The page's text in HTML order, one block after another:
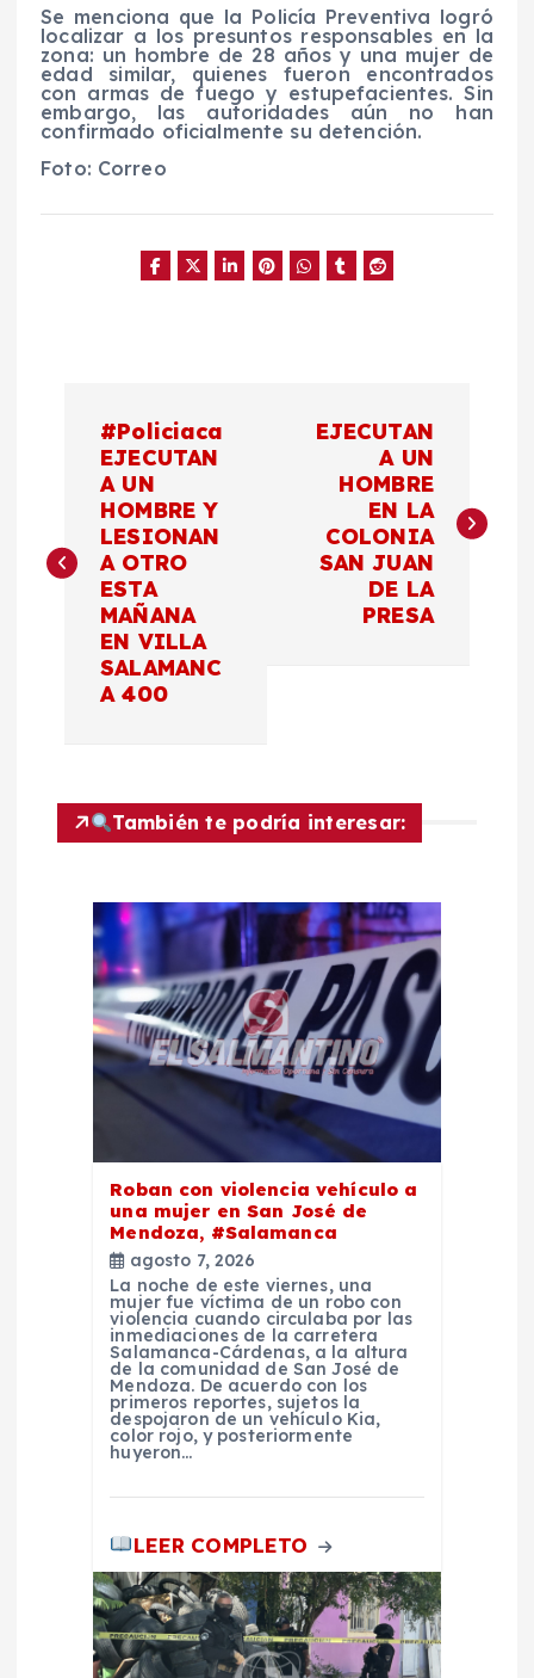
Se menciona que la Policía Preventiva logró
localizar a los presuntos responsables en la
zona: un hombre de 28 años y una mujer de
edad similar, quienes fueron encontrados
con armas de fuego y estupefacientes. Sin
embargo, las autoridades aún no han
confirmado oficialmente su detención.
Foto: Correo
e
#Policiaca
EJECUTAN
A UN
HOMBRE Y
LESIONAN
A OTRO
ESTA
MAÑANA
EN VILLA
SALAMANC
A 400
EJECUTAN
A UN
HOMBRE
EN LA
COLONIA
SAN JUAN
DE LA
PRESA
También te podría interesar:
Roban con violencia vehículo a
una mujer en San José de
Mendoza, #Salamanca
agosto 7, 2026
La noche de este viernes, una
mujer fue víctima de un robo con
violencia cuando circulaba por las
inmediaciones de la carretera
Salamanca-Cárdenas, a la altura
de la comunidad de San José de
Mendoza. De acuerdo con los
primeros reportes, sujetos la
despojaron de un vehículo Kia,
color rojo, y posteriormente
huyeron…
LEER COMPLETO